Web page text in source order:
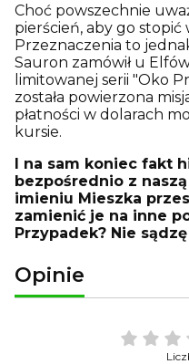
Choć powszechnie
pierścień, aby go
Przeznaczenia to
Sauron zamówił u
limitowanej serii "Oko
została powierzona
płatności w dolarach
kursie.
I na sam koniec fakt
bezpośrednio z
imieniu Mieszka
zamienić je na inne
Przypadek? Nie sądzę
Opinie